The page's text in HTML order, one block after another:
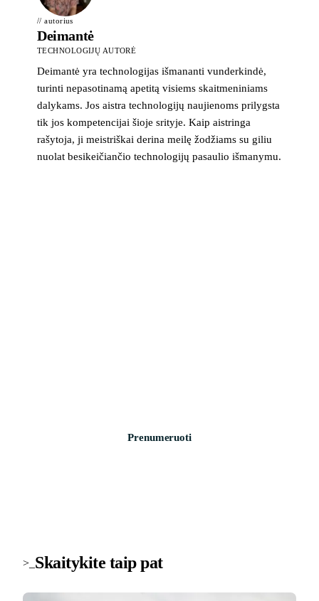
// autorius
Deimantė
TECHNOLOGIJŲ AUTORĖ
Deimantė yra technologijas išmananti vunderkindė,
turinti nepasotinamą apetitą visiems skaitmeniniams
dalykams. Jos aistra technologijų naujienoms prilygsta
tik jos kompetencijai šioje srityje. Kaip aistringa
rašytoja, ji meistriškai derina meilę žodžiams su giliu
nuolat besikeičiančio technologijų pasaulio išmanymu.
Prenumeruoti
>_ Skaitykite taip pat